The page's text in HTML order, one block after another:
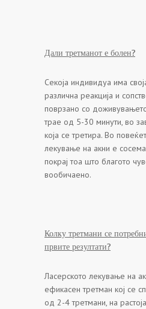
Дали третманот е болен?
Секоја индивидуа има
различна реакција и
поврзано со
трае од 5-30 минути, во
која се третира. Во
лекување на акни е
покрај тоа што благото
вообичаено.
Колку третмани се
првите резултати?
Ласерското лекување на
ефикасен третман кој се
од 2-4 третмани, на